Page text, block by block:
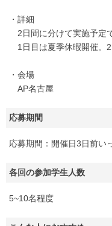
・詳細
2日間に分けて実施予定
1日目は夏季休暇開催。2
・会場
AP名古屋
応募期間
応募期間：開催日3日前い
各回の参加学生人数
5~10名程度